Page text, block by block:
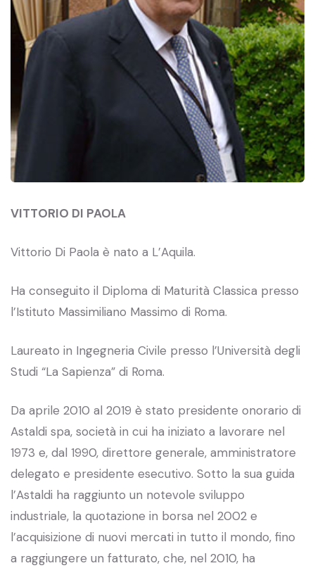
VITTORIO DI PAOLA
Vittorio Di Paola è nato a L’Aquila.
Ha conseguito il Diploma di Maturità Classica presso
l’Istituto Massimiliano Massimo di Roma.
Laureato in Ingegneria Civile presso l’Università degli
Studi “La Sapienza” di Roma.
Da aprile 2010 al 2019 è stato presidente onorario di
Astaldi spa, società in cui ha iniziato a lavorare nel
1973 e, dal 1990, direttore generale, amministratore
delegato e presidente esecutivo. Sotto la sua guida
l’Astaldi ha raggiunto un notevole sviluppo
industriale, la quotazione in borsa nel 2002 e
l’acquisizione di nuovi mercati in tutto il mondo, fino
a raggiungere un fatturato, che, nel 2010, ha